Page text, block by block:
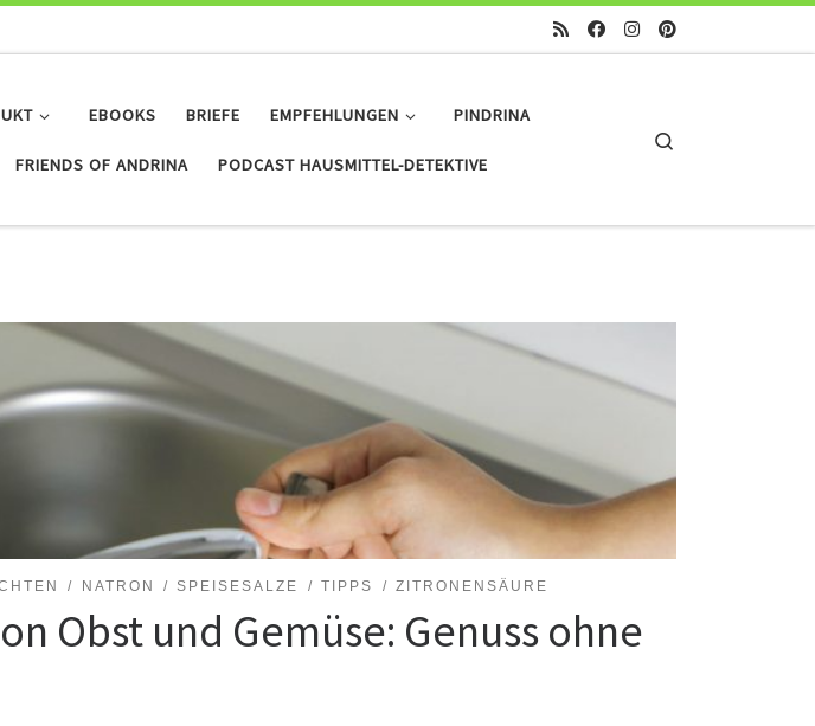
EBOOKS BRIEFE EMPFEHLUNGEN PINDRINA
FRIENDS OF ANDRINA PODCAST HAUSMITTEL-DETEKTIVE
NATRON SPEISESALZE TIPPS ZITRONENSÄURE
Obst und Gemüse: Genuss ohne